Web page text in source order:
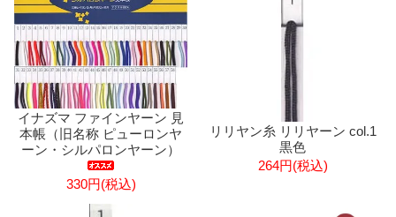
イナズマ ファインヤーン 見
本帳（旧名称 ピューロンヤ
ーン・シルパロンヤーン）
330円(税込)
リリヤン糸 リリヤーン col.1
黒色
264円(税込)